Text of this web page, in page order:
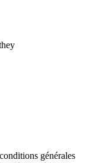
conditions générales